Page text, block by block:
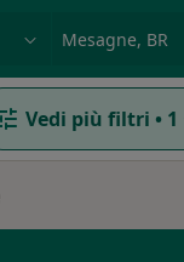
Vedi più filtri • 1